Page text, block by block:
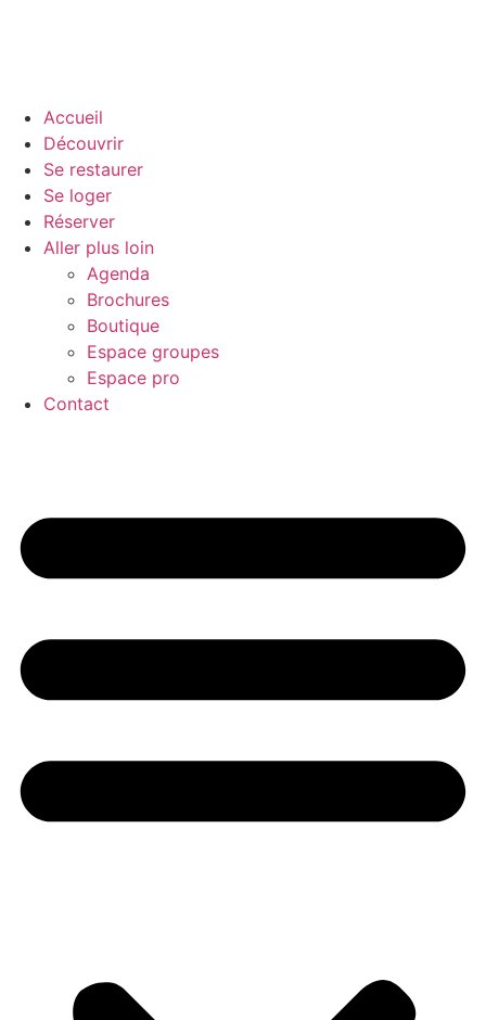
Accueil
Découvrir
Se restaurer
Se loger
Réserver
Aller plus loin
Agenda
Brochures
Boutique
Espace groupes
Espace pro
Contact